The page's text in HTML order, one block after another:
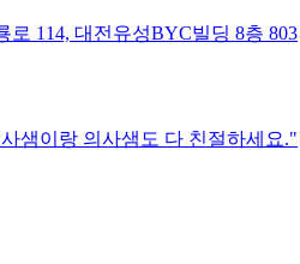
로 114, 대전유성BYC빌딩 8층 803
샘이랑 의사샘도 다 친절하세요."